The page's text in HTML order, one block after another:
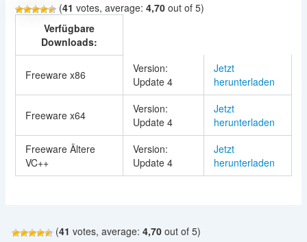
(41 votes, average: 4,70out of 5)
Verfügbare
Downloads:
Freeware x86
Version:
Update 4
Jetzt
herunterladen
Freeware x64
Version:
Update 4
Jetzt
herunterladen
Freeware Ältere
VC++
Version:
Update 4
Jetzt
herunterladen
(41 votes, average: 4,70out of 5)